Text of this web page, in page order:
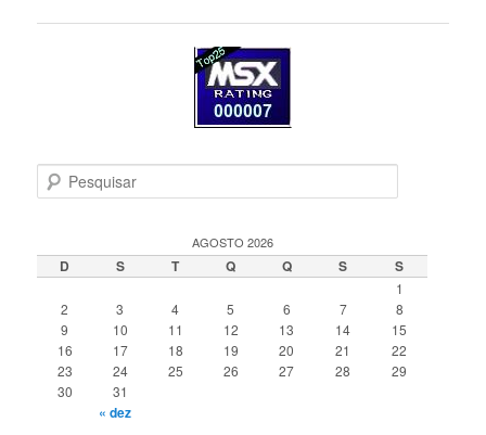
posts
e
u
i
AGOSTO 2026
D S T Q Q S S
1
2
3 4 5 6 7
8
9
10 11 12 13 14
15
16
17 18 19 20 21
22
23
24 25 26 27 28
29
30
31
« dez